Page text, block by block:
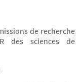
de recherche
des sciences de